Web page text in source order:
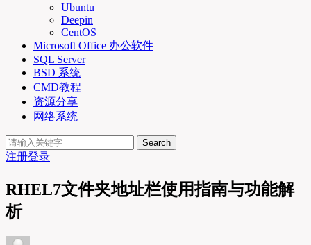
Ubuntu
Deepin
CentOS
Microsoft Office 办公软件
SQL Server
BSD 系统
CMD教程
资源分享
网络系统
Search
注册登录
RHEL7文件夹地址栏使用指南与功能解
析